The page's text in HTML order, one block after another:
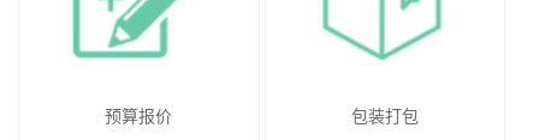
预算报价 包装打包